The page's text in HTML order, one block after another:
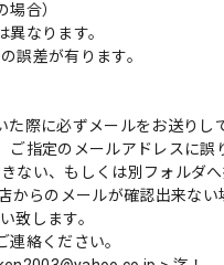
合）
なります。
が有ります。
際に必ずメールをお送りし
指定のメールアドレスに誤
ない、もしくは別フォルダへ
からのメールが確認出来な
致します。
絡ください。